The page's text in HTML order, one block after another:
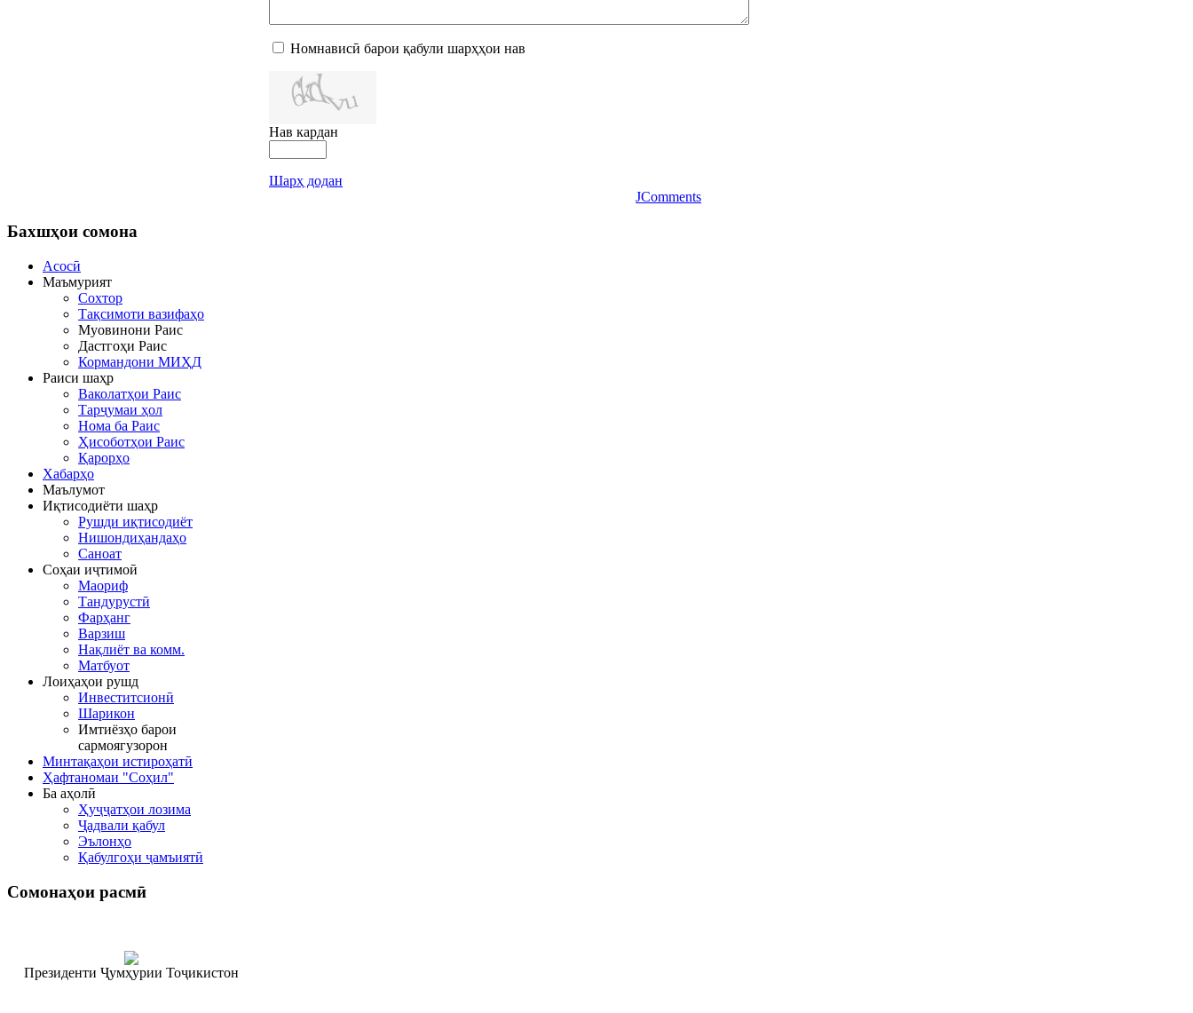
Номнависӣ барои қабули шарҳҳои нав
Нав кардан
Шарҳ додан
JComments
Бахшҳои сомона
Асосӣ
Маъмурият
Сохтор
Тақсимоти вазифаҳо
Муовинони Раис
Дастгоҳи Раис
Кормандони МИҲД
Раиси шаҳр
Ваколатҳои Раис
Тарҷумаи ҳол
Нома ба Раис
Ҳисоботҳои Раис
Қарорҳо
Хабарҳо
Маълумот
Иқтисодиёти шаҳр
Рушди иқтисодиёт
Нишондиҳандаҳо
Саноат
Соҳаи иҷтимоӣ
Маориф
Тандурустӣ
Фарҳанг
Варзиш
Нақлиёт ва комм.
Матбуот
Лоиҳаҳои рушд
Инвеститсионӣ
Шарикон
Имтиёзҳо барои
сармоягузорон
Минтақаҳои истироҳатӣ
Ҳафтаномаи "Соҳил"
Ба аҳолӣ
Ҳуҷҷатҳои лозима
Ҷадвали қабул
Эълонҳо
Қабулгоҳи ҷамъиятӣ
Сомонаҳои расмӣ
Президенти Ҷумҳурии Тоҷикистон